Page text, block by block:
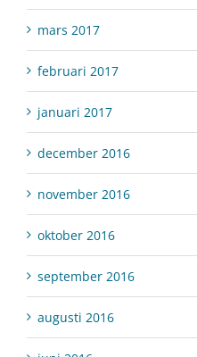
mars 2017
februari 2017
januari 2017
december 2016
november 2016
oktober 2016
september 2016
augusti 2016